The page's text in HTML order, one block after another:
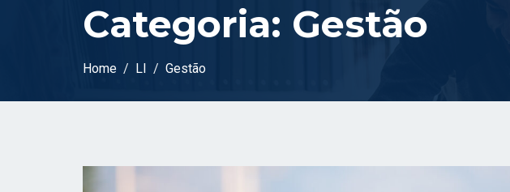
Categoria: Gestão
Home LI Gestão